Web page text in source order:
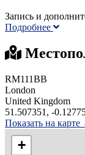
Запись и
Подробнее
RM111BB
London
United Kingdom
51.507351, -
Показать на карте
+